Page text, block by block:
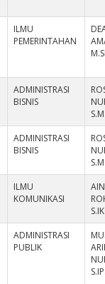
ILMU
PEMERINTAHAN
ADMINISTRASI
BISNIS
ADMINISTRASI
BISNIS
ILMU
KOMUNIKASI
ADMINISTRASI
PUBLIK